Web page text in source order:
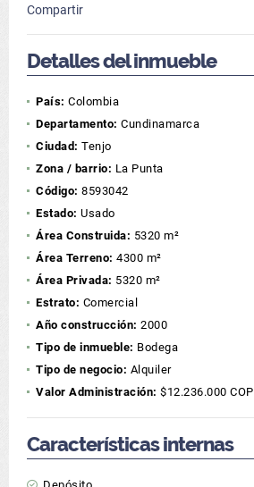
Compartir
Detalles del inmueble
País: Colombia
Departamento: Cundinamarca
Ciudad: Tenjo
Zona / barrio: La Punta
Código: 8593042
Estado: Usado
Área Construida: 5320 m²
Área Terreno: 4300 m²
Área Privada: 5320 m²
Estrato: Comercial
Año construcción: 2000
Tipo de inmueble: Bodega
Tipo de negocio: Alquiler
Valor Administración: $12.236.000 COP
Características internas